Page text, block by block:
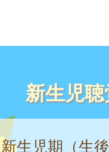
新生児
新生児期（生